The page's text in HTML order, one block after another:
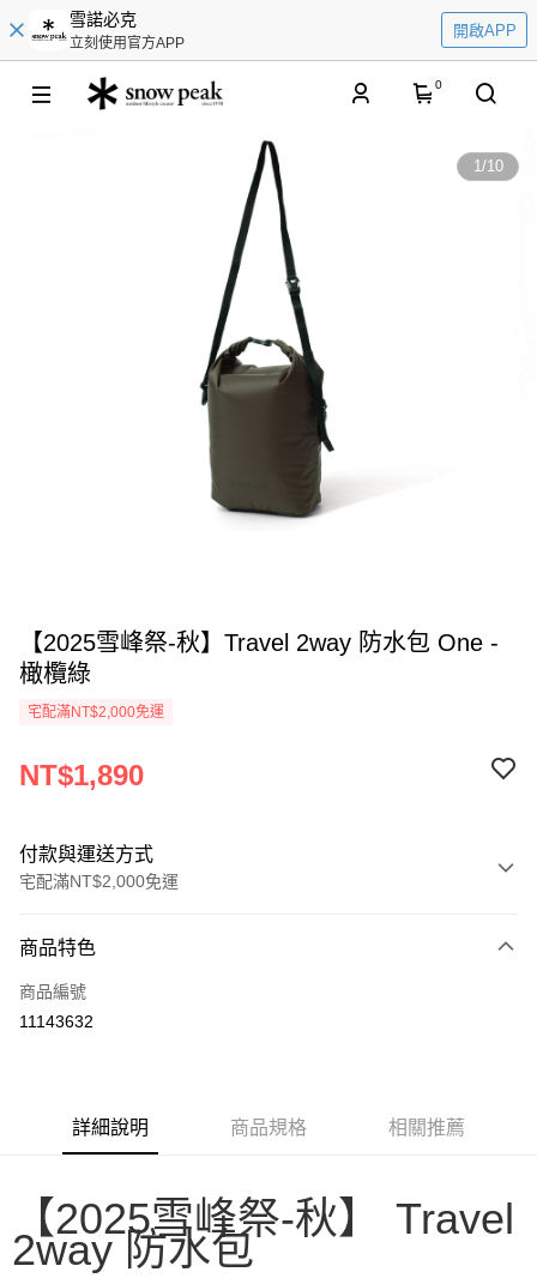
雪諾必克
立刻使用官方APP
開啟APP
0
1/10
【2025雪峰祭-秋】Travel 2way 防水包 One -
橄欖綠
宅配滿NT$2,000免運
NT$1,890
付款與運送方式
宅配滿NT$2,000免運
信用卡一次付款
信用卡分期付款
上海商業儲蓄銀行
台北富邦商業銀行
國泰世華商業銀行
匯豐（台灣）商業銀行
華泰商業銀行
聯邦商業銀行
遠東國際商業銀行
元大商業銀行
合作金庫商業銀行
第一商業銀行
國泰世華商業銀行
兆豐國際商業銀行
臺灣中小企業銀行
台中商業銀行
匯豐（台灣）商業銀行
聯邦商業銀行
LINE Pay
Google Pay
AFTEE先享後付
商品特色
商品編號
11143632
詳細說明 商品規格 相關推薦
【2025雪峰祭-秋】 Travel
2way 防水包